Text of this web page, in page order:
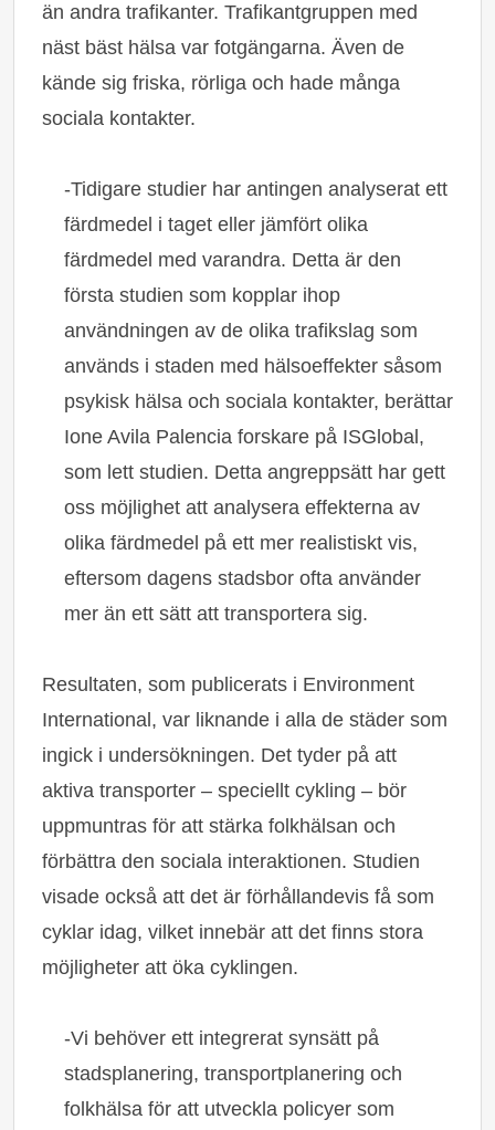
än andra trafikanter. Trafikantgruppen med
näst bäst hälsa var fotgängarna. Även de
kände sig friska, rörliga och hade många
sociala kontakter.
-Tidigare studier har antingen analyserat ett
färdmedel i taget eller jämfört olika
färdmedel med varandra. Detta är den
första studien som kopplar ihop
användningen av de olika trafikslag som
används i staden med hälsoeffekter såsom
psykisk hälsa och sociala kontakter, berättar
Ione Avila Palencia forskare på ISGlobal,
som lett studien. Detta angreppsätt har gett
oss möjlighet att analysera effekterna av
olika färdmedel på ett mer realistiskt vis,
eftersom dagens stadsbor ofta använder
mer än ett sätt att transportera sig.
Resultaten, som publicerats i Environment
International , var liknande i alla de städer som
ingick i undersökningen. Det tyder på att
aktiva transporter – speciellt cykling – bör
uppmuntras för att stärka folkhälsan och
förbättra den sociala interaktionen. Studien
visade också att det är förhållandevis få som
cyklar idag, vilket innebär att det finns stora
möjligheter att öka cyklingen.
-Vi behöver ett integrerat synsätt på
stadsplanering, transportplanering och
folkhälsa för att utveckla policyer som